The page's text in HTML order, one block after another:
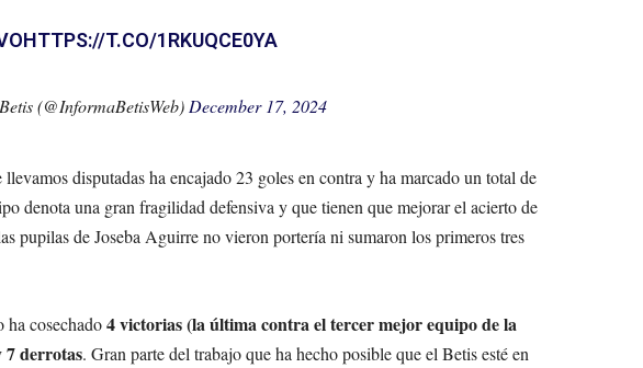
HTTPS://T.CO/1RKUQCE0YA
(@InformaBetisWeb)December 17, 2024
disputadas ha encajado 23 goles en contra y ha marcado un total de
denota una gran fragilidad defensiva y que tienen que mejorar el acierto de
pupilas de Joseba Aguirre no vieron portería ni sumaron los primeros tres
cosechado4 victorias (la última contra el tercer mejor equipo de la
7 derrotas. Gran parte del trabajo que ha hecho posible que el Betis esté en